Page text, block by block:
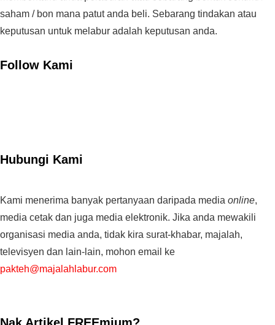
saham / bon mana patut anda beli. Sebarang tindakan atau
keputusan untuk melabur adalah keputusan anda.
Follow Kami
Hubungi Kami
Kami menerima banyak pertanyaan daripada media online,
media cetak dan juga media elektronik. Jika anda mewakili
organisasi media anda, tidak kira surat-khabar, majalah,
televisyen dan lain-lain, mohon email ke
pakteh@majalahlabur.com
Nak Artikel FREEmium?